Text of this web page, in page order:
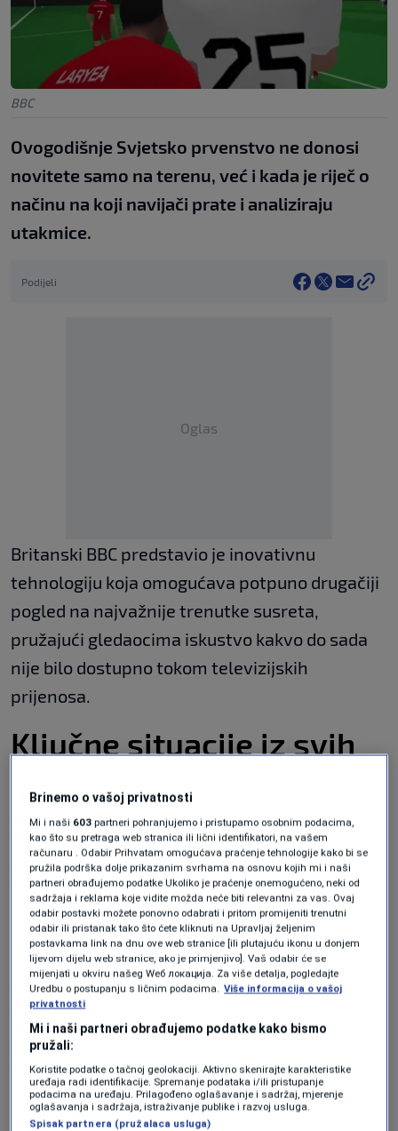
BBC
Ovogodišnje Svjetsko prvenstvo ne donosi
novitete samo na terenu, već i kada je riječ o
načinu na koji navijači prate i analiziraju
utakmice.
Podijeli
Oglas
Britanski BBC predstavio je inovativnu
tehnologiju koja omogućava potpuno drugačiji
pogled na najvažnije trenutke susreta,
pružajući gledaocima iskustvo kakvo do sada
nije bilo dostupno tokom televizijskih
prijenosa.
Ključne situacije iz svih
uglova
Nova platforma omogućava pregled
najvažnijih akcija u virtualnom 3D okruženju,
gdje korisnici mogu sami birati ugao iz kojeg
žele posmatrati određenu situaciju.
Posebno zanimljivo je što se pojedine akcije
mogu pratiti i iz perspektive samih aktera na
terenu, uključujući igrače i golmane.
Tako navijači Bosne i Hercegovine mogu
ponovo pogledati pogodak protiv Kanade, ali
ovog puta iz ugla kanadskog čuvara mreže. Na
Brinemo o vašoj privatnosti
Mi i naši 603 partneri pohranjujemo i pristupamo osobnim podacima,
kao što su pretraga web stranica ili lični identifikatori, na vašem
računaru . Odabir Prihvatam omogućava praćenje tehnologije kako bi se
pružila podrška dolje prikazanim svrhama na osnovu kojih mi i naši
partneri obrađujemo podatke Ukoliko je praćenje onemogućeno, neki od
sadržaja i reklama koje vidite možda neće biti relevantni za vas. Ovaj
odabir postavki možete ponovno odabrati i pritom promijeniti trenutni
odabir ili pristanak tako što ćete kliknuti na Upravljaj željenim
postavkama link na dnu ove web stranice [ili plutajuću ikonu u donjem
lijevom dijelu web stranice, ako je primjenjivo]. Vaš odabir će se
mijenjati u okviru našeg Wеб локација. Za više detalja, pogledajte
Uredbu o postupanju s ličnim podacima. Više informacija o vašoj
privatnosti
Mi i naši partneri obrađujemo podatke kako bismo
pružali:
Koristite podatke o tačnoj geolokaciji. Aktivno skenirajte karakteristike
uređaja radi identifikacije. Spremanje podataka i/ili pristupanje
podacima na uređaju. Prilagođeno oglašavanje i sadržaj, mjerenje
oglašavanja i sadržaja, istraživanje publike i razvoj usluga.
Spisak partnera (pružalaca usluga)